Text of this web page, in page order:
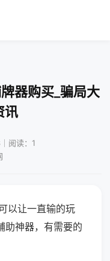
器购买_骗局大
讯
阅读：1
以让一直输的玩
助神器，有需要的